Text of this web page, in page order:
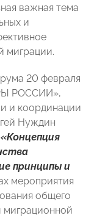
важная тема
и
миграции.
20 февраля
РОССИИ»,
и координации
Нуждин
«Концепция
принципы и
мероприятия
общего
миграционной